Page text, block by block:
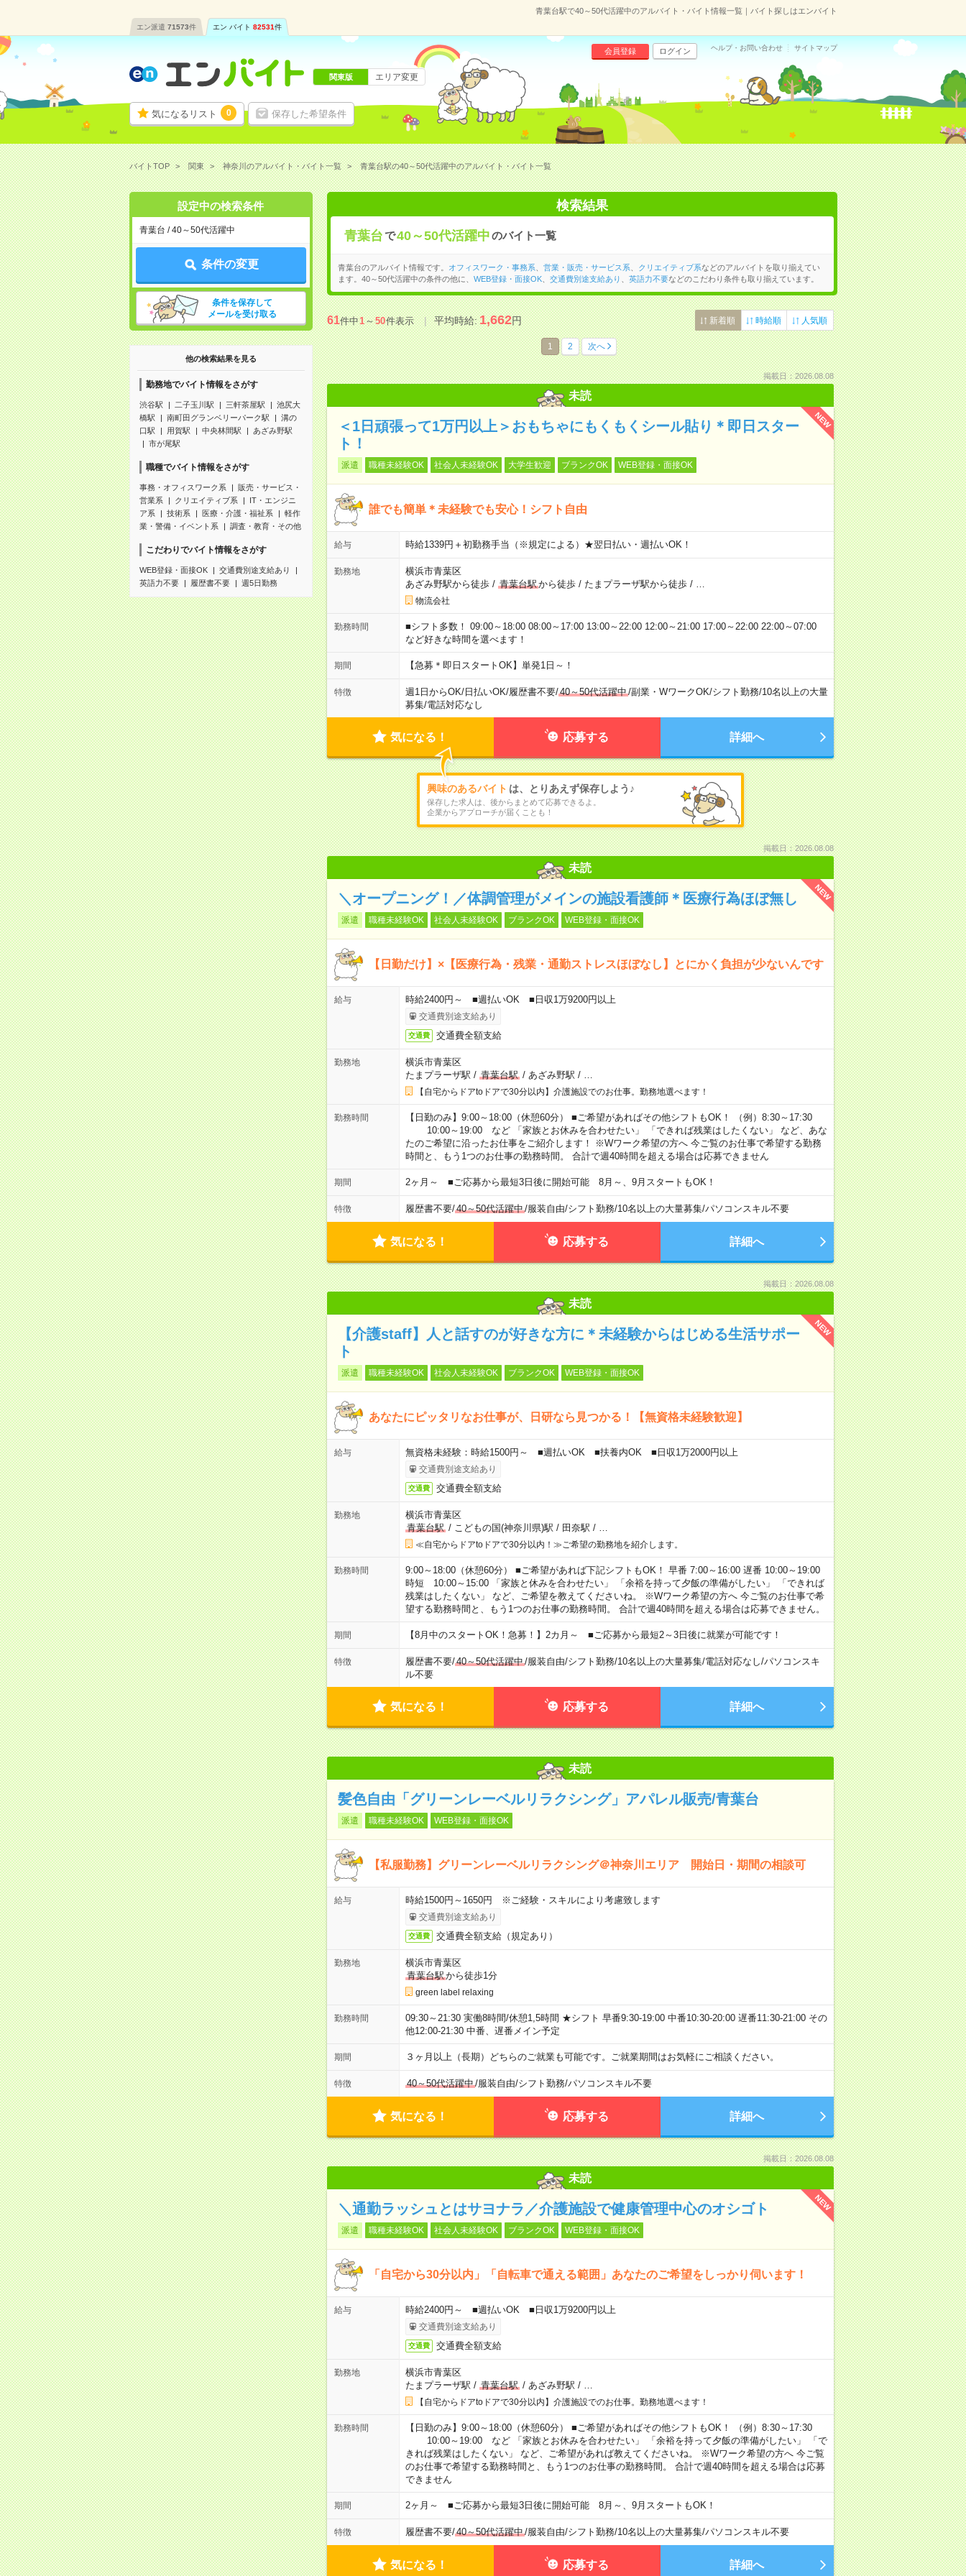
青葉台駅で40～50代活躍中のアルバイト・バイト情報一覧｜バイト探しはエンバイト
エン派遣 71573件 エン バイト 82531件
気になるリスト 0 保存した希望条件
会員登録 ログイン ヘルプ・お問い合わせ サイトマップ
関東版 エリア変更
バイトTOP 関東 神奈川のアルバイト・バイト一覧 青葉台駅の40～50代活躍中のアルバイト・バイト一覧
設定中の検索条件
青葉台 / 40～50代活躍中
条件の変更
条件を保存して
メールを受け取る
他の検索結果を見る
勤務地でバイト情報をさがす
渋谷駅 二子玉川駅 三軒茶屋駅
池尻大
橋駅
南町田グランベリーパーク駅
溝の
口駅
用賀駅 中央林間駅
あざみ野駅
市が尾駅
職種でバイト情報をさがす
事務・オフィスワーク系
販売・サービス・
営業系
クリエイティブ系
IT・エンジニ
ア系
技術系 医療・介護・福祉系
軽作
業・警備・イベント系
調査・教育・その他
こだわりでバイト情報をさがす
WEB登録・面接OK
交通費別途支給あり
英語力不要
履歴書不要 週5日勤務
検索結果
青葉台で40～50代活躍中のバイト一覧
青葉台のアルバイト情報です。 オフィスワーク・事務系 営業・販売・サービス系 クリエイティブ系などのアルバイトを取り揃えてい
ます。40～50代活躍中の条件の他に、 WEB登録・面接OK、 交通費別途支給あり 英語力不要などのこだわり条件も取り揃えています。
61件中1～50件表示 平均時給:1,662円 新着順 時給順 人気順
1 2 次へ
掲載日：2026.08.08
未読
NEW
＜1日頑張って1万円以上＞おもちゃにもくもくシール貼り＊即日スター
ト！
派遣 職種未経験OK 社会人未経験OK 大学生歓迎 ブランクOK WEB登録・面接OK
誰でも簡単＊未経験でも安心！シフト自由
給与 時給1339円＋初勤務手当（※規定による）★翌日払い・週払いOK！
勤務地
横浜市青葉区
あざみ野駅から徒歩/ 青葉台駅から徒歩/ たまプラーザ駅から徒歩/
物流会社
勤務時間
■シフト多数！ 09:00～18:00 08:00～17:00 13:00～22:00 12:00～21:00 17:00～22:00 22:00～07:00
など好きな時間を選べます！
期間 【急募＊即日スタートOK】単発1日～！
特徴 週1日からOK/日払いOK/履歴書不要/40～50代活躍中/副業・WワークOK/シフト勤務/10名以上の大量
募集/電話対応なし
気になる！ 応募する 詳細へ
興味のあるバイト は、とりあえず保存しよう♪
保存した求人は、後からまとめて応募できるよ。
企業からアプローチが届くことも！
掲載日：2026.08.08
未読
NEW
＼オープニング！／体調管理がメインの施設看護師＊医療行為ほぼ無し
派遣 職種未経験OK 社会人未経験OK ブランクOK WEB登録・面接OK
【日勤だけ】×【医療行為・残業・通勤ストレスほぼなし】とにかく負担が少ないんです
給与 時給2400円～ ■週払いOK ■日収1万9200円以上
交通費別途支給あり
交通費 交通費全額支給
勤務地
横浜市青葉区
たまプラーザ駅 / 青葉台駅/ あざみ野駅 /
【自宅からドアtoドアで30分以内】介護施設でのお仕事。勤務地選べます！
勤務時間
【日勤のみ】9:00～18:00（休憩60分） ■ご希望があればその他シフトもOK！ （例）8:30～17:30
10:00～19:00 など 「家族とお休みを合わせたい」 「できれば残業はしたくない」 など、あな
たのご希望に沿ったお仕事をご紹介します！ ※Wワーク希望の方へ 今ご覧のお仕事で希望する勤務
時間と、もう1つのお仕事の勤務時間。 合計で週40時間を超える場合は応募できません
期間 2ヶ月～ ■ご応募から最短3日後に開始可能 8月～、9月スタートもOK！
特徴 履歴書不要/40～50代活躍中/服装自由/シフト勤務/10名以上の大量募集/パソコンスキル不要
気になる！ 応募する 詳細へ
掲載日：2026.08.08
未読
NEW
【介護staff】人と話すのが好きな方に＊未経験からはじめる生活サポー
ト
派遣 職種未経験OK 社会人未経験OK ブランクOK WEB登録・面接OK
あなたにピッタリなお仕事が、日研なら見つかる！【無資格未経験歓迎】
給与 無資格未経験：時給1500円～ ■週払いOK ■扶養内OK ■日収1万2000円以上
交通費別途支給あり
交通費 交通費全額支給
勤務地
横浜市青葉区
青葉台駅/ こどもの国(神奈川県)駅 / 田奈駅 /
≪自宅からドアtoドアで30分以内！≫ご希望の勤務地を紹介します。
勤務時間
9:00～18:00（休憩60分） ■ご希望があれば下記シフトもOK！ 早番 7:00～16:00 遅番 10:00～19:00
時短 10:00～15:00 「家族と休みを合わせたい」 「余裕を持って夕飯の準備がしたい」 「できれば
残業はしたくない」 など、ご希望を教えてくださいね。 ※Wワーク希望の方へ 今ご覧のお仕事で希
望する勤務時間と、もう1つのお仕事の勤務時間。 合計で週40時間を超える場合は応募できません。
期間 【8月中のスタートOK！急募！】2カ月～ ■ご応募から最短2～3日後に就業が可能です！
特徴 履歴書不要/40～50代活躍中/服装自由/シフト勤務/10名以上の大量募集/電話対応なし/パソコンスキ
ル不要
気になる！ 応募する 詳細へ
未読
髪色自由「グリーンレーベルリラクシング」アパレル販売/青葉台
派遣 職種未経験OK WEB登録・面接OK
【私服勤務】グリーンレーベルリラクシング＠神奈川エリア 開始日・期間の相談可
給与 時給1500円～1650円 ※ご経験・スキルにより考慮致します
交通費別途支給あり
交通費 交通費全額支給（規定あり）
勤務地
横浜市青葉区
青葉台駅から徒歩1分
green label relaxing
勤務時間
09:30～21:30 実働8時間/休憩1,5時間 ★シフト 早番9:30-19:00 中番10:30-20:00 遅番11:30-21:00 その
他12:00-21:30 中番、遅番メイン予定
期間 ３ヶ月以上（長期）どちらのご就業も可能です。ご就業期間はお気軽にご相談ください。
特徴 40～50代活躍中/服装自由/シフト勤務/パソコンスキル不要
気になる！ 応募する 詳細へ
掲載日：2026.08.08
未読
NEW
＼通勤ラッシュとはサヨナラ／介護施設で健康管理中心のオシゴト
派遣 職種未経験OK 社会人未経験OK ブランクOK WEB登録・面接OK
「自宅から30分以内」「自転車で通える範囲」あなたのご希望をしっかり伺います！
給与 時給2400円～ ■週払いOK ■日収1万9200円以上
交通費別途支給あり
交通費 交通費全額支給
勤務地
横浜市青葉区
たまプラーザ駅 / 青葉台駅/ あざみ野駅 /
【自宅からドアtoドアで30分以内】介護施設でのお仕事。勤務地選べます！
勤務時間
【日勤のみ】9:00～18:00（休憩60分） ■ご希望があればその他シフトもOK！ （例）8:30～17:30
10:00～19:00 など 「家族とお休みを合わせたい」 「余裕を持って夕飯の準備がしたい」 「で
きれば残業はしたくない」 など、ご希望があれば教えてくださいね。 ※Wワーク希望の方へ 今ご覧
のお仕事で希望する勤務時間と、もう1つのお仕事の勤務時間。 合計で週40時間を超える場合は応募
できません
期間 2ヶ月～ ■ご応募から最短3日後に開始可能 8月～、9月スタートもOK！
特徴 履歴書不要/40～50代活躍中/服装自由/シフト勤務/10名以上の大量募集/パソコンスキル不要
気になる！ 応募する 詳細へ